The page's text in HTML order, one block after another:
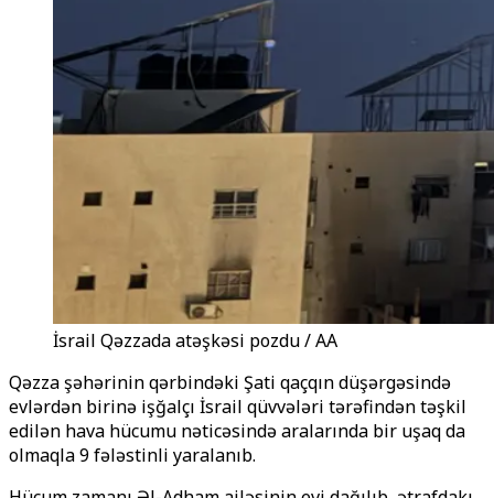
İsrail Qəzzada atəşkəsi pozdu / AA
Qəzza şəhərinin qərbindəki Şati qaçqın düşərgəsində
evlərdən birinə işğalçı İsrail qüvvələri tərəfindən təşkil
edilən hava hücumu nəticəsində aralarında bir uşaq da
olmaqla 9 fələstinli yaralanıb.